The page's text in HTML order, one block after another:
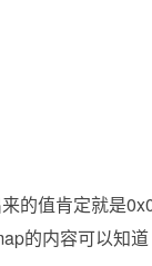
的值肯定就是
的内容可以知道